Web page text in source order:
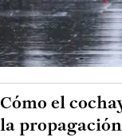
Cómo el
la